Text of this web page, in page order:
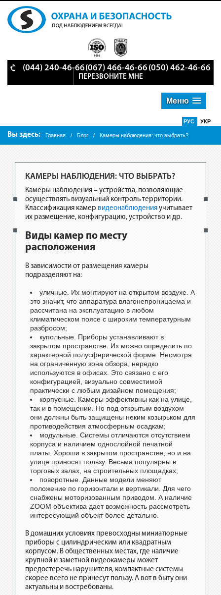
(044) 240-46-66(067) 466-46-66 (050) 462-46-66
ПЕРЕЗВОНИТЕ МНЕ
Меню
РУС УКР
Вы здесь: Главная / Блог / Камеры наблюдения: что выбрать?
КАМЕРЫ НАБЛЮДЕНИЯ: ЧТО ВЫБРАТЬ?
Камеры наблюдения – устройства, позволяющие
осуществлять визуальный контроль территории.
Классификация камер видеонаблюдения учитывает
их размещение, конфигурацию, устройство и др.
Виды камер по месту
расположения
В зависимости от размещения камеры
подразделяют на:
уличные. Их монтируют на открытом воздухе. А
это значит, что аппаратура влагонепроницаема и
рассчитана на эксплуатацию в любом
климатическом поясе с широким температурным
разбросом;
купольные. Приборы устанавливают в
закрытом пространстве. Их можно определить по
характерной полусферической форме. Несмотря
на ограниченную зона обзора, нередко
используются в офисах. Это связано с его
конфигурацией, визуально совместимой
практически с любым дизайном помещения;
корпусные. Камеры эффективны как на улице,
так и в помещении. Но под открытым воздухом
они должны быть защищены неким козырьком для
противодействия атмосферным осадкам;
модульные. Системы отличаются отсутствием
корпуса и наличием однослойной печатной
платы. Хороши в закрытом пространстве, но и на
улице приносят пользу. Весьма популярны в
торговых залах, на строительных площадках;
поворотные. Данные модели меняют
положение по горизонтали и вертикали. Для чего
снабжены моторизованным приводом. А наличие
ZOOM объектива дает возможность рассмотреть
интересующий объект более детально.
В домашних условиях превосходны миниатюрные
приборы с цилиндрическим или квадратным
корпусом. В общественных местах, где наличие
крупной и заметной видеокамеры может
предостеречь нарушителя, компактные системы
скорее всего не принесут пользу. А вот в быту они
актуальны и востребованы.